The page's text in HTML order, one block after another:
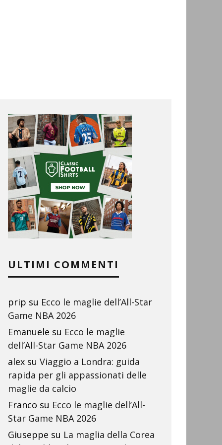
ULTIMI COMMENTI
prip su Ecco le maglie dell’All-Star
Game NBA 2026
Emanuele su Ecco le maglie
dell’All-Star Game NBA 2026
alex su Viaggio a Londra: guida
rapida per gli appassionati delle
maglie da calcio
Franco su Ecco le maglie dell’All-
Star Game NBA 2026
Giuseppe su La maglia della Corea